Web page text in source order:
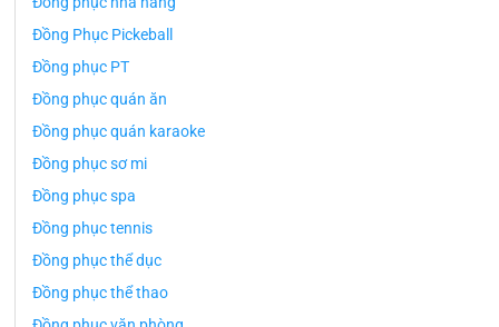
Đồng Phục Pickeball
Đồng phục PT
Đồng phục quán ăn
Đồng phục quán karaoke
Đồng phục sơ mi
Đồng phục spa
Đồng phục tennis
Đồng phục thể dục
Đồng phục thể thao